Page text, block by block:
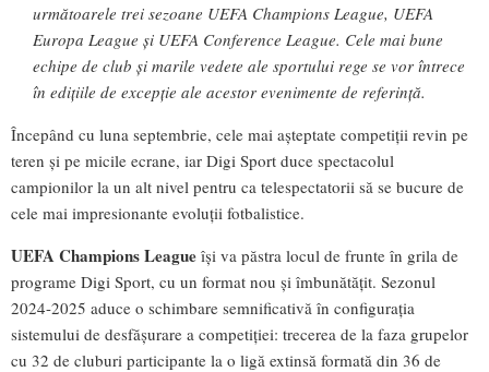
următoarele trei sezoane UEFA Champions League, UEFA
Europa League și UEFA Conference League. Cele mai bune
echipe de club și marile vedete ale sportului rege se vor întrece
în edițiile de excepție ale acestor evenimente de referință.
Începând cu luna septembrie, cele mai așteptate competiții revin pe
teren și pe micile ecrane, iar Digi Sport duce spectacolul
campionilor la un alt nivel pentru ca telespectatorii să se bucure de
cele mai impresionante evoluții fotbalistice.
UEFA Champions League își va păstra locul de frunte în grila de
programe Digi Sport, cu un format nou și îmbunătățit. Sezonul
2024-2025 aduce o schimbare semnificativă în configurația
sistemului de desfășurare a competiției: trecerea de la faza grupelor
cu 32 de cluburi participante la o ligă extinsă formată din 36 de